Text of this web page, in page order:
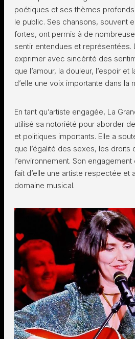
poétiques et ses thèmes
le public. Ses chansons, souvent
fortes, ont permis à de
sentir entendues et représentées.
exprimer avec sincérité des
que l’amour, la douleur, l’espoir
d’elle une voix importante dans la
En tant qu’artiste engagée, La
utilisé sa notoriété pour aborder
et politiques importants. Elle a
que l’égalité des sexes, les droits
l’environnement. Son
fait d’elle une artiste respectée et
domaine musical.